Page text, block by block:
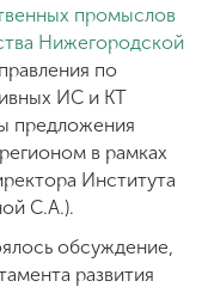
промыслов
Нижегородской
по
ИС и КТ
предложения
в рамках
Института
С.А.).
обсуждение,
развития